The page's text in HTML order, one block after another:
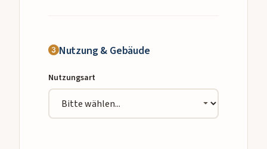
Nutzung & Gebäude
Nutzungsart